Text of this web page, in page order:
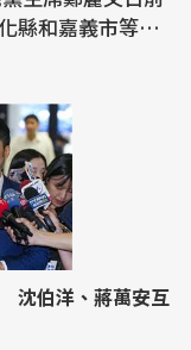
縣和嘉義市等縣
沈伯洋、蔣萬安互